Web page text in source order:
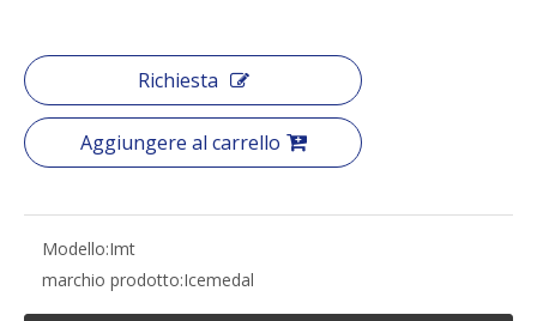
Richiesta
Aggiungere al carrello
Modello:Imt
marchio prodotto:Icemedal